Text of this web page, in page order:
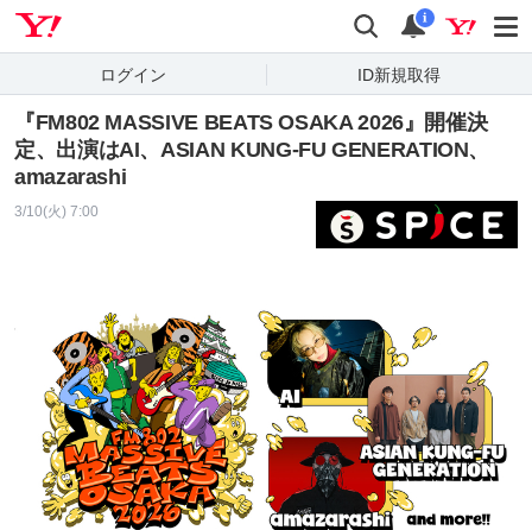
検索 通知
i
ログイン ID新規取得
『FM802 MASSIVE BEATS OSAKA 2026』開催決
定、出演はAI、ASIAN KUNG-FU GENERATION、
amazarashi
3/10(火) 7:00